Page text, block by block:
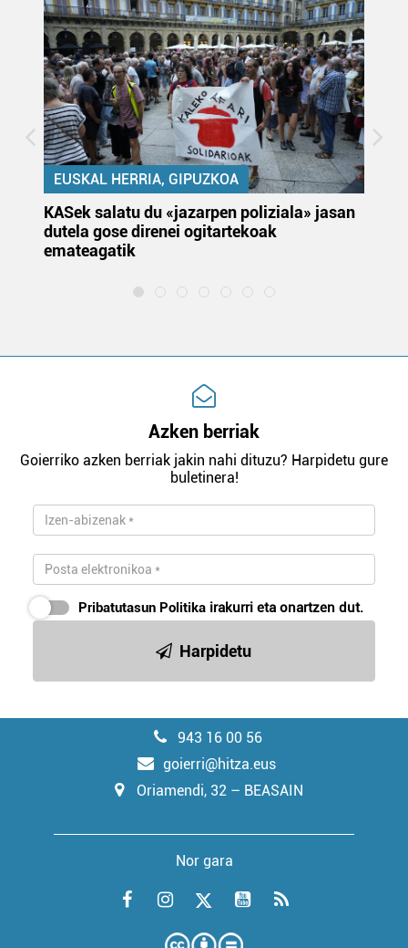
EUSKAL HERRIA, GIPUZKOA
KASek salatu du «jazarpen poliziala» jasan
dutela gose direnei ogitartekoak
emateagatik
Azken berriak
Goierriko azken berriak jakin nahi dituzu? Harpidetu gure
buletinera!
Pribatutasun Politika irakurri eta onartzen dut.
Harpidetu
943 16 00 56
goierri@hitza.eus
Oriamendi, 32 – BEASAIN
Nor gara